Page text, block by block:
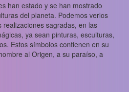
han estado y se han mostrado
del planeta. Podemos verlos
realizaciones sagradas, en las
ya sean pinturas, esculturas,
Estos símbolos contienen en su
al Origen, a su paraíso, a